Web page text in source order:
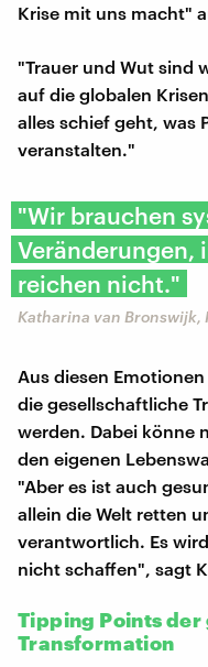
Krise mit uns macht"
"Trauer und Wut sind
auf die globalen
alles schief geht, was
veranstalten."
"Wir brauchen
Veränderungen,
reichen nicht."
Katharina van
Aus diesen
die gesellschaftliche
werden. Dabei könne
den eigenen
"Aber es ist auch
allein die Welt retten
verantwortlich. Es
nicht schaffen", sagt
Tipping Points
Transformation